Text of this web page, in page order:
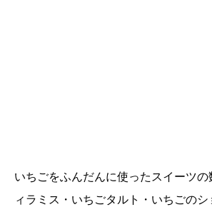
いちごをふんだんに使ったスイーツ
ィラミス・いちごタルト・いちごの